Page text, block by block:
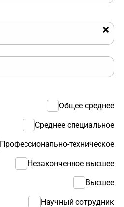
Общее среднее
Среднее специальное
Профессионально-техническое
Незаконченное высшее
Высшее
Научный сотрудник
×